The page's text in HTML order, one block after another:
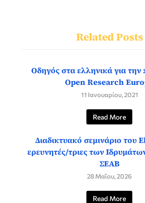
Related Posts
Οδηγός στα ελληνικά για
Open Research
11 Ιανουαρίου, 2021
Read More
Διαδικτυακό σεμινάριο του
ερευνητές/τριες των
ΣΕΑΒ
28 Μαΐου, 2026
Read More